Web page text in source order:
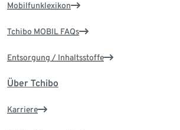
Mobilfunklexikon
Tchibo MOBIL FAQs
Entsorgung / Inhaltsstoffe
Über Tchibo
Karriere